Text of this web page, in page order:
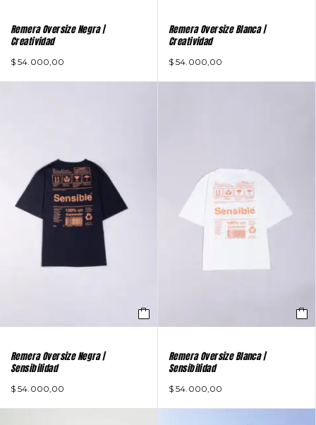
Remera Oversize Negra |
Creatividad
$ 54.000,00
Remera Oversize Blanca |
Creatividad
$ 54.000,00
Remera Oversize Negra |
Sensibilidad
$ 54.000,00
Remera Oversize Blanca |
Sensibilidad
$ 54.000,00